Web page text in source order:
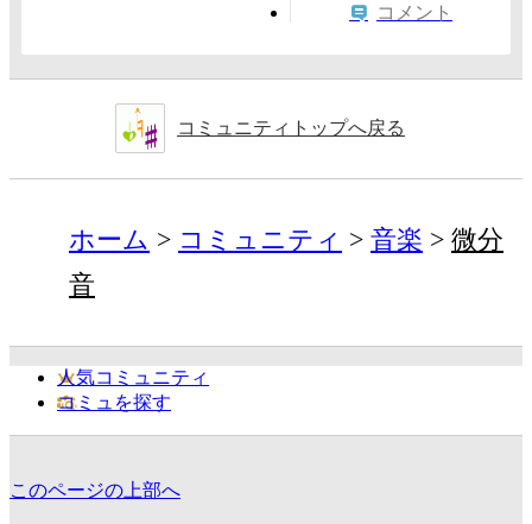
コメント
コミュニティトップへ戻る
ホーム コミュニティ 音楽
微分
音
人気コミュニティ
コミュを探す
このページの上部へ